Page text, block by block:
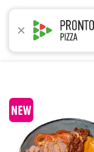
Акції Піца